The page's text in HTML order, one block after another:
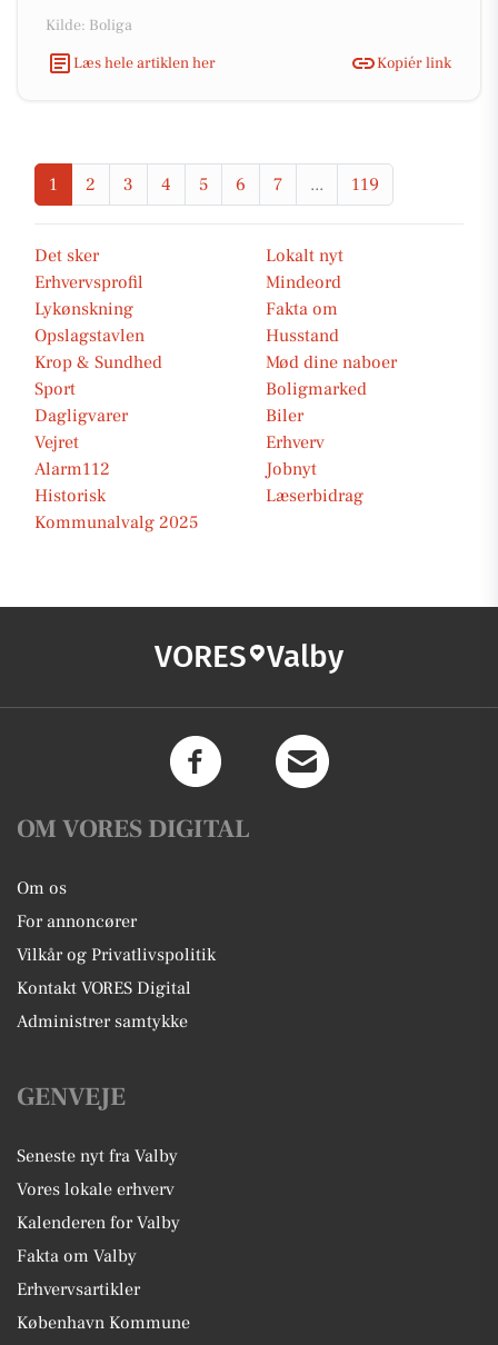
Kilde: Boliga
Læs hele artiklen her
Kopiér link
1 2 3 4 5 6 7 ... 119
Det sker
Lokalt nyt
Erhvervsprofil
Mindeord
Lykønskning
Fakta om
Opslagstavlen
Husstand
Krop & Sundhed
Mød dine naboer
Sport
Boligmarked
Dagligvarer
Biler
Vejret
Erhverv
Alarm112
Jobnyt
Historisk
Læserbidrag
Kommunalvalg 2025
VORES Valby
OM VORES DIGITAL
Om os
For annoncører
Vilkår og Privatlivspolitik
Kontakt VORES Digital
Administrer samtykke
GENVEJE
Seneste nyt fra Valby
Vores lokale erhverv
Kalenderen for Valby
Fakta om Valby
Erhvervsartikler
København Kommune